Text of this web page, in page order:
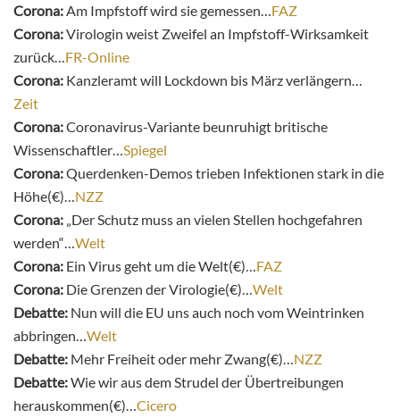
Corona:Am Impfstoff wird sie gemessen…FAZ
Corona:Virologin weist Zweifel an Impfstoff-Wirksamkeit
zurück…FR-Online
Corona: Kanzleramt will Lockdown bis März verlängern…
Zeit
Corona:Coronavirus-Variante beunruhigt britische
Wissenschaftler…Spiegel
Corona:Querdenken-Demos trieben Infektionen stark in die
Höhe(€)…NZZ
Corona: „Der Schutz muss an vielen Stellen hochgefahren
werden“…Welt
Corona: Ein Virus geht um die Welt(€)…FAZ
Corona: Die Grenzen der Virologie(€)…Welt
Debatte: Nun will die EU uns auch noch vom Weintrinken
abbringen…Welt
Debatte: Mehr Freiheit oder mehr Zwang(€)…NZZ
Debatte:Wie wir aus dem Strudel der Übertreibungen
herauskommen(€)…Cicero